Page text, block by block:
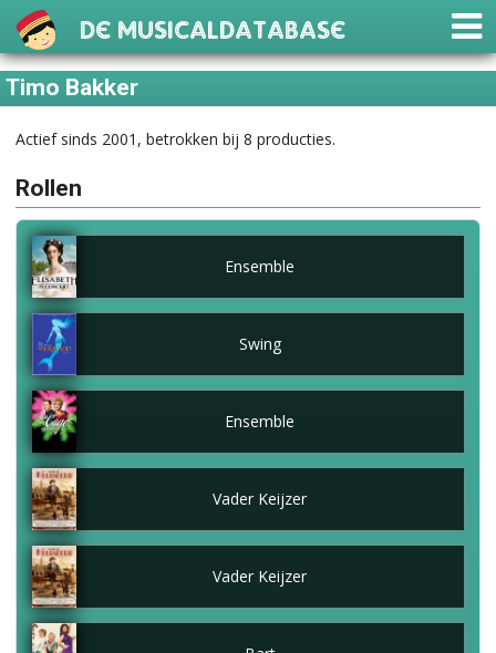
De Musicaldatabase
Timo Bakker
Actief sinds 2001, betrokken bij 8 producties.
Rollen
Ensemble
Swing
Ensemble
Vader Keijzer
Vader Keijzer